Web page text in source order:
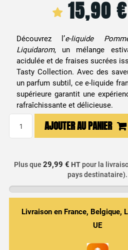
15,90€
Découvrez l’e-liquide
Liquidarom, un mélange
acidulée et de fraises sucrées
Tasty Collection. Avec des
un parfum subtil, ce e-liquide
supérieure garantit une
rafraîchissante et délicieuse.
Pomme
50ml
Tasty
AJOUTER AU PANIER
Plus que 29,99 € HTpour la
pays destinataire).
Livraison en France, Belgique,
UE